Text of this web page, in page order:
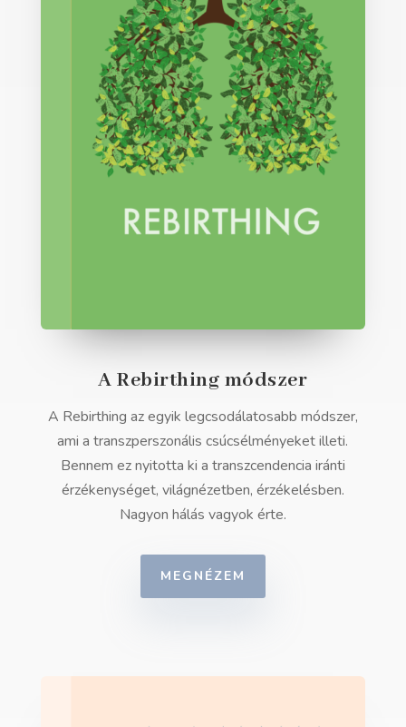
A Rebirthing módszer
A Rebirthing az egyik legcsodálatosabb módszer,
ami a transzperszonális csúcsélményeket illeti.
Bennem ez nyitotta ki a transzcendencia iránti
érzékenységet, világnézetben, érzékelésben.
Nagyon hálás vagyok érte.
MEGNÉZEM